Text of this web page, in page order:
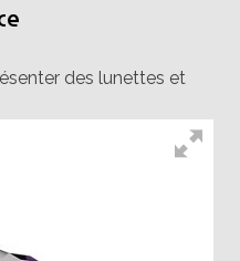
des lunettes et